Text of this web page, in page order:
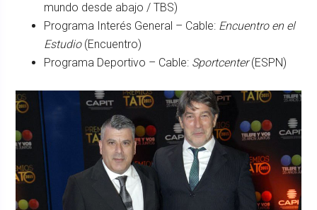
mundo desde abajo / TBS)
Programa Interés General – Cable: Encuentro en el
Estudio(Encuentro)
Programa Deportivo – Cable: Sportcenter(ESPN)